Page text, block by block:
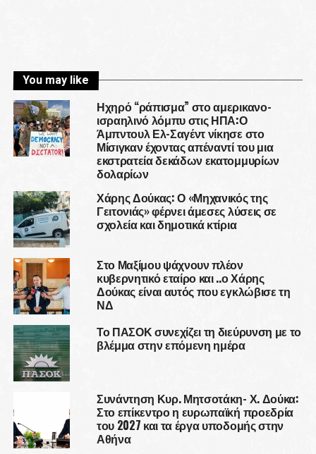
You may like
Ηχηρό “ράπισμα” στο αμερικανο-
ισραηλινό λόμπυ στις ΗΠΑ:Ο
Άμπντουλ Ελ-Σαγέντ νίκησε στο
Μίσιγκαν έχοντας απέναντί του μια
εκστρατεία δεκάδων εκατομμυρίων
δολαρίων
Χάρης Δούκας: Ο «Μηχανικός της
Γειτονιάς» φέρνει άμεσες λύσεις σε
σχολεία και δημοτικά κτίρια
Στο Μαξίμου ψάχνουν πλέον
κυβερνητικό εταίρο και ..ο Χάρης
Δούκας είναι αυτός που εγκλώβισε τη
ΝΔ
Το ΠΑΣΟΚ συνεχίζει τη διεύρυνση με το
βλέμμα στην επόμενη ημέρα
Συνάντηση Κυρ. Μητσοτάκη- Χ. Δούκα:
Στο επίκεντρο η ευρωπαϊκή προεδρία
του 2027 και τα έργα υποδομής στην
Αθήνα